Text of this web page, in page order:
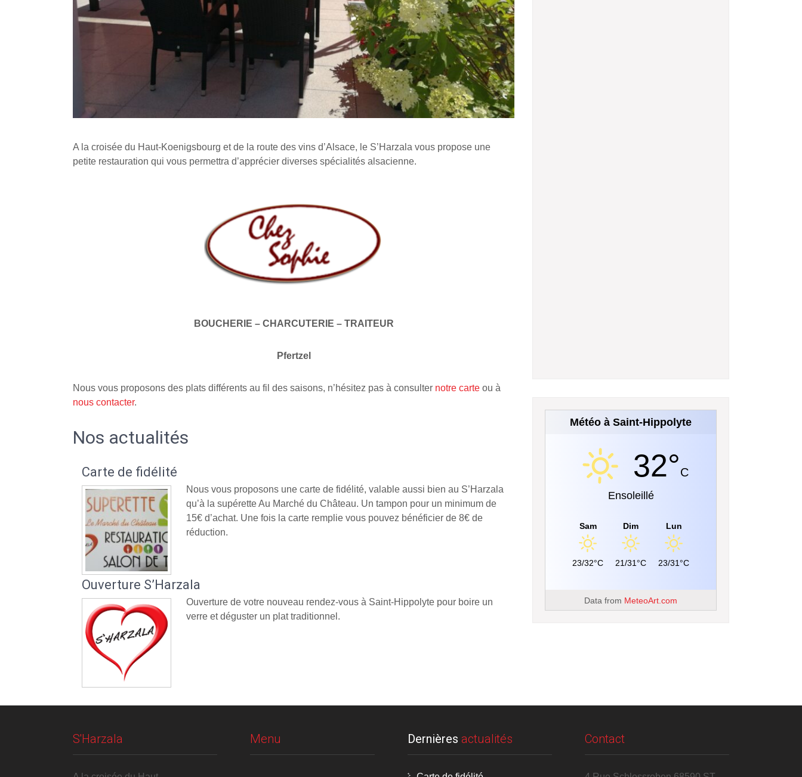
A la croisée du Haut-Koenigsbourg et de la route des vins d’Alsace, le S’Harzala vous propose une
petite restauration qui vous permettra d’apprécier diverses spécialités alsacienne.
BOUCHERIE – CHARCUTERIE – TRAITEUR
Pfertzel
Nous vous proposons des plats différents au fil des saisons, n’hésitez pas à consulter notre carte ou à
nous contacter.
Nos actualités
Carte de fidélité
Nous vous proposons une carte de fidélité, valable aussi bien au S’Harzala
qu’à la supérette Au Marché du Château. Un tampon pour un minimum de
15€ d’achat. Une fois la carte remplie vous pouvez bénéficier de 8€ de
réduction.
Ouverture S’Harzala
Ouverture de votre nouveau rendez-vous à Saint-Hippolyte pour boire un
verre et déguster un plat traditionnel.
Météo à Saint-Hippolyte
32°C
Ensoleillé
Sam
23/32°C
Dim
21/31°C
Lun
23/31°C
Data from MeteoArt.com
S'Harzala Menu Dernières actualités Contact